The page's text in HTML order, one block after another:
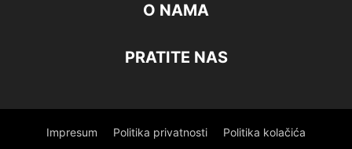
O NAMA
PRATITE NAS
Impresum Politika privatnosti Politika kolačića